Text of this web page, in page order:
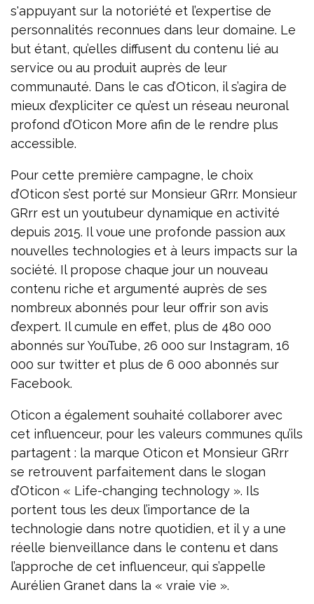
s'appuyant sur la notoriété et l’expertise de
personnalités reconnues dans leur domaine. Le
but étant, qu’elles diffusent du contenu lié au
service ou au produit auprès de leur
communauté. Dans le cas d’Oticon, il s’agira de
mieux d’expliciter ce qu’est un réseau neuronal
profond d’Oticon More afin de le rendre plus
accessible.
Pour cette première campagne, le choix
d’Oticon s’est porté sur Monsieur GRrr. Monsieur
GRrr est un youtubeur dynamique en activité
depuis 2015. Il voue une profonde passion aux
nouvelles technologies et à leurs impacts sur la
société. Il propose chaque jour un nouveau
contenu riche et argumenté auprès de ses
nombreux abonnés pour leur offrir son avis
d’expert. Il cumule en effet, plus de 480 000
abonnés sur YouTube, 26 000 sur Instagram, 16
000 sur twitter et plus de 6 000 abonnés sur
Facebook.
Oticon a également souhaité collaborer avec
cet influenceur, pour les valeurs communes qu’ils
partagent : la marque Oticon et Monsieur GRrr
se retrouvent parfaitement dans le slogan
d’Oticon « Life-changing technology ». Ils
portent tous les deux l’importance de la
technologie dans notre quotidien, et il y a une
réelle bienveillance dans le contenu et dans
l’approche de cet influenceur, qui s’appelle
Aurélien Granet dans la « vraie vie ».